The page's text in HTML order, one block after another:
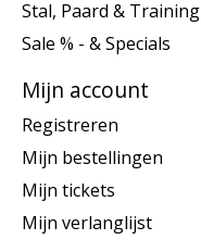
Stal, Paard & Training
Sale % - & Specials
Mijn account
Registreren
Mijn bestellingen
Mijn tickets
Mijn verlanglijst